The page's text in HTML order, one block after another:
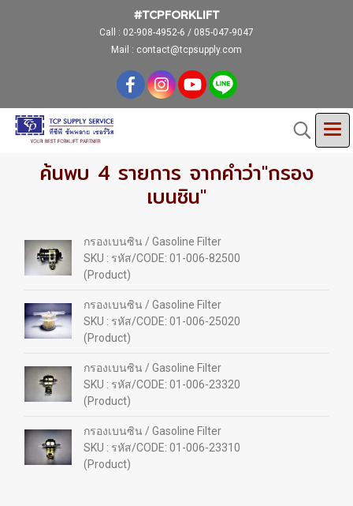
#TCPFORKLIFT
Call : 02-908-4952-6 / 085-047-9047
Mail : contact@tcpsupply.com
ค้นพบ 4 รายการ จากคำว่า"กรอง
เบนซิน"
กรองเบนซิน / Gasoline Filter
SKU : รหัส/CODE: 01-006-82500
(Product)
กรองเบนซิน / Gasoline Filter
SKU : รหัส/CODE: 01-006-25020
(Product)
กรองเบนซิน / Gasoline Filter
SKU : รหัส/CODE: 01-006-23320
(Product)
กรองเบนซิน / Gasoline Filter
SKU : รหัส/CODE: 01-006-23310
(Product)